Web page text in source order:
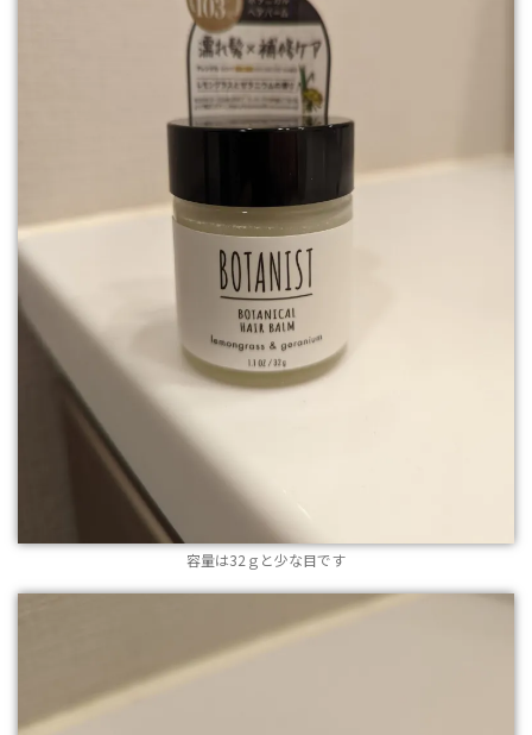
容量は32ｇと少な目です